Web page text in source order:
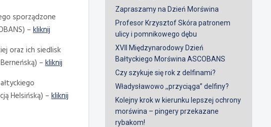
sporządzone
–kliknij
oraz ich siedlisk
–kliknij
Helsińską) –kliknij
Zapraszamy na Dzień Morświna
Profesor Krzysztof Skóra patronem
ulicy i pomnikowego dębu
XVII Międzynarodowy Dzień
Bałtyckiego Morświna ASCOBANS
Czy szykuje się rok z delfinami?
Władysławowo ,,przyciąga” delfiny?
Kolejny krok w kierunku lepszej ochrony
morświna – pingery przekazane
rybakom!